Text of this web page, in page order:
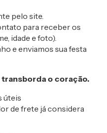
pelo site.
para receber os
idade e foto).
e enviamos sua festa
transborda o coração.
úteis
de frete já considera